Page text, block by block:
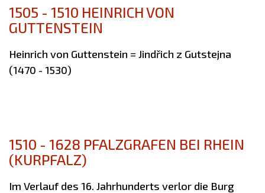
1505 - 1510 HEINRICH VON
GUTTENSTEIN
Heinrich von Guttenstein = Jindřich z Gutstejna
(1470 - 1530)
1510 - 1628 PFALZGRAFEN BEI RHEIN
(KURPFALZ)
Im Verlauf des 16. Jahrhunderts verlor die Burg